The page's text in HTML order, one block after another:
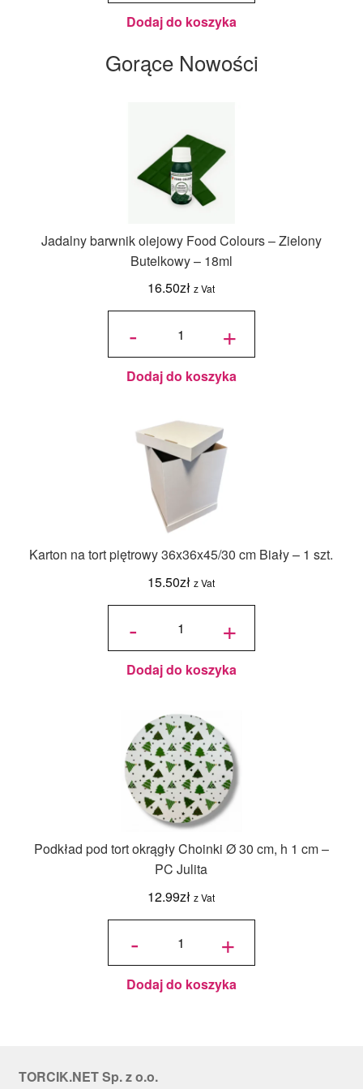
Dodaj do koszyka
Gorące Nowości
Jadalny barwnik olejowy Food Colours – Zielony
Butelkowy – 18ml
16.50zł z Vat
-
ilość
olejowy
Food
Colours -
Zielony
Butelkowy
+
Dodaj do koszyka
Karton na tort piętrowy 36x36x45/30 cm Biały – 1 szt.
15.50zł z Vat
-
ilość Karton
36x36x45/30
cm Biały - 1
szt. +
Dodaj do koszyka
Podkład pod tort okrągły Choinki Ø 30 cm, h 1 cm –
PC Julita
12.99zł z Vat
-
ilość
okrągły
Choinki
cm, h 1
cm - PC
+
Dodaj do koszyka
TORCIK.NET Sp. z o.o.